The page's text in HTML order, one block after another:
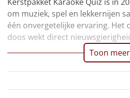
Deken (fleece plaid)
Alle artikelen
Ideeën
om muziek, spel en lekkernijen
één onvergetelijke ervaring. Het
doos wekt direct
Toon meer